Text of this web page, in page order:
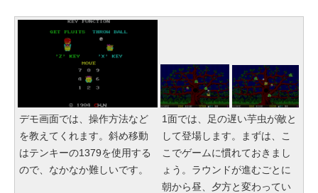
デモ画面では、操作方法など
を教えてくれます。斜め移動
はテンキーの1379を使用する
ので、なかなか難しいです。
1面では、足の遅い芋虫が敵と
して登場します。まずは、こ
こでゲームに慣れておきまし
ょう。ラウンドが進むごとに
朝から昼、夕方と変わってい